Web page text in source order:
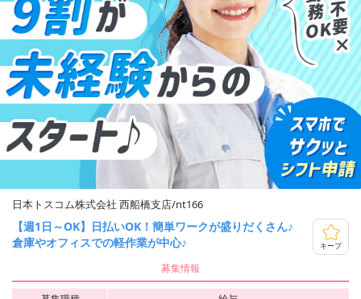
日本トスコム株式会社 西船橋支店/nt166
【週1日～OK】日払いOK！簡単ワークが盛りだくさん♪
倉庫やオフィスでの軽作業が中心♪
キープ
募集情報